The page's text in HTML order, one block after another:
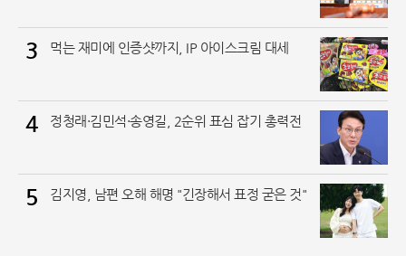
3 먹는 재미에 인증샷까지, IP 아이스크림 대세
4 정청래·김민석·송영길, 2순위 표심 잡기 총력전
5 김지영, 남편 오해 해명 "긴장해서 표정 굳은 것"